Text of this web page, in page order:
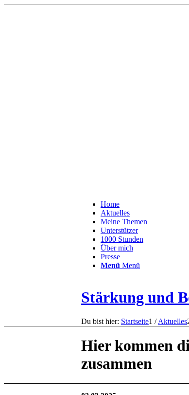
Home
Aktuelles
Meine Themen
Unterstützer
1000 Stunden
Über mich
Presse
Menü Menü
Stärkung und
Du bist hier: Startseite1 / Aktuelles
Hier kommen
zusammen